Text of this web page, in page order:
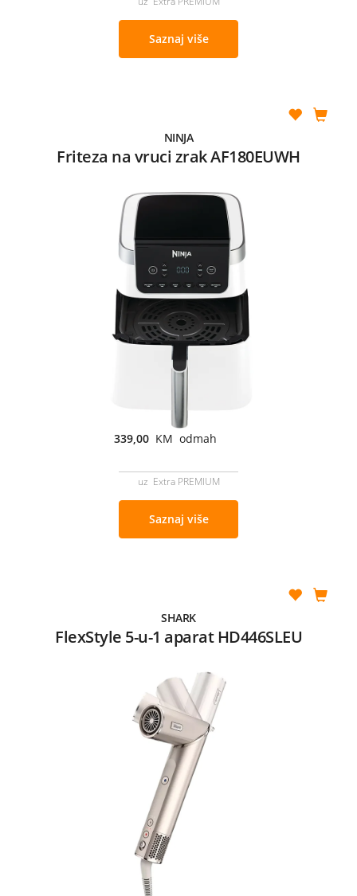
Saznaj više
NINJA
Friteza na vruci zrak AF180EUWH
339,00 KM odmah
uz Extra PREMIUM
Saznaj više
SHARK
FlexStyle 5-u-1 aparat HD446SLEU